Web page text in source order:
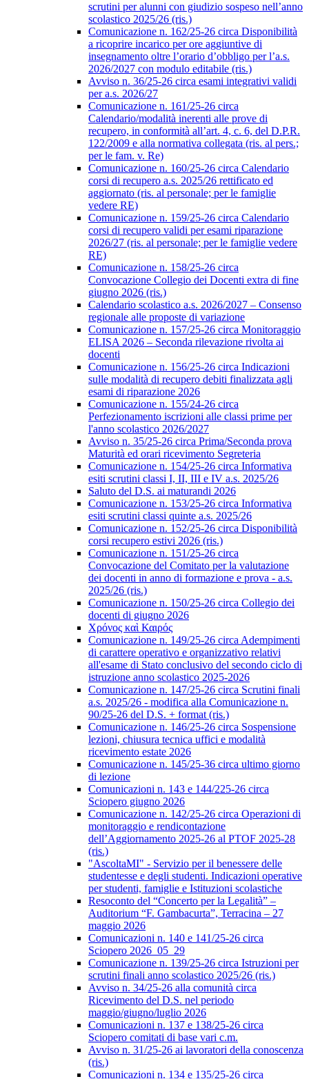
scrutini per alunni con giudizio sospeso nell’anno
scolastico 2025/26 (ris.)
Comunicazione n. 162/25-26 circa Disponibilità
a ricoprire incarico per ore aggiuntive di
insegnamento oltre l’orario d’obbligo per l’a.s.
2026/2027 con modulo editabile (ris.)
Avviso n. 36/25-26 circa esami integrativi validi
per a.s. 2026/27
Comunicazione n. 161/25-26 circa
Calendario/modalità inerenti alle prove di
recupero, in conformità all’art. 4, c. 6, del D.P.R.
122/2009 e alla normativa collegata (ris. al pers.;
per le fam. v. Re)
Comunicazione n. 160/25-26 circa Calendario
corsi di recupero a.s. 2025/26 rettificato ed
aggiornato (ris. al personale; per le famiglie
vedere RE)
Comunicazione n. 159/25-26 circa Calendario
corsi di recupero validi per esami riparazione
2026/27 (ris. al personale; per le famiglie vedere
RE)
Comunicazione n. 158/25-26 circa
Convocazione Collegio dei Docenti extra di fine
giugno 2026 (ris.)
Calendario scolastico a.s. 2026/2027 – Consenso
regionale alle proposte di variazione
Comunicazione n. 157/25-26 circa Monitoraggio
ELISA 2026 – Seconda rilevazione rivolta ai
docenti
Comunicazione n. 156/25-26 circa Indicazioni
sulle modalità di recupero debiti finalizzata agli
esami di riparazione 2026
Comunicazione n. 155/24-26 circa
Perfezionamento iscrizioni alle classi prime per
l'anno scolastico 2026/2027
Avviso n. 35/25-26 circa Prima/Seconda prova
Maturità ed orari ricevimento Segreteria
Comunicazione n. 154/25-26 circa Informativa
esiti scrutini classi I, II, III e IV a.s. 2025/26
Saluto del D.S. ai maturandi 2026
Comunicazione n. 153/25-26 circa Informativa
esiti scrutini classi quinte a.s. 2025/26
Comunicazione n. 152/25-26 circa Disponibilità
corsi recupero estivi 2026 (ris.)
Comunicazione n. 151/25-26 circa
Convocazione del Comitato per la valutazione
dei docenti in anno di formazione e prova - a.s.
2025/26 (ris.)
Comunicazione n. 150/25-26 circa Collegio dei
docenti di giugno 2026
Χρόνος καὶ Καιρός
Comunicazione n. 149/25-26 circa Adempimenti
di carattere operativo e organizzativo relativi
all'esame di Stato conclusivo del secondo ciclo di
istruzione anno scolastico 2025-2026
Comunicazione n. 147/25-26 circa Scrutini finali
a.s. 2025/26 - modifica alla Comunicazione n.
90/25-26 del D.S. + format (ris.)
Comunicazione n. 146/25-26 circa Sospensione
lezioni, chiusura tecnica uffici e modalità
ricevimento estate 2026
Comunicazione n. 145/25-36 circa ultimo giorno
di lezione
Comunicazioni n. 143 e 144/225-26 circa
Sciopero giugno 2026
Comunicazione n. 142/25-26 circa Operazioni di
monitoraggio e rendicontazione
dell’Aggiornamento 2025-26 al PTOF 2025-28
(ris.)
"AscoltaMI" - Servizio per il benessere delle
studentesse e degli studenti. Indicazioni operative
per studenti, famiglie e Istituzioni scolastiche
Resoconto del “Concerto per la Legalità” –
Auditorium “F. Gambacurta”, Terracina – 27
maggio 2026
Comunicazioni n. 140 e 141/25-26 circa
Sciopero 2026_05_29
Comunicazione n. 139/25-26 circa Istruzioni per
scrutini finali anno scolastico 2025/26 (ris.)
Avviso n. 34/25-26 alla comunità circa
Ricevimento del D.S. nel periodo
maggio/giugno/luglio 2026
Comunicazioni n. 137 e 138/25-26 circa
Sciopero comitati di base vari c.m.
Avviso n. 31/25-26 ai lavoratori della conoscenza
(ris.)
Comunicazioni n. 134 e 135/25-26 circa